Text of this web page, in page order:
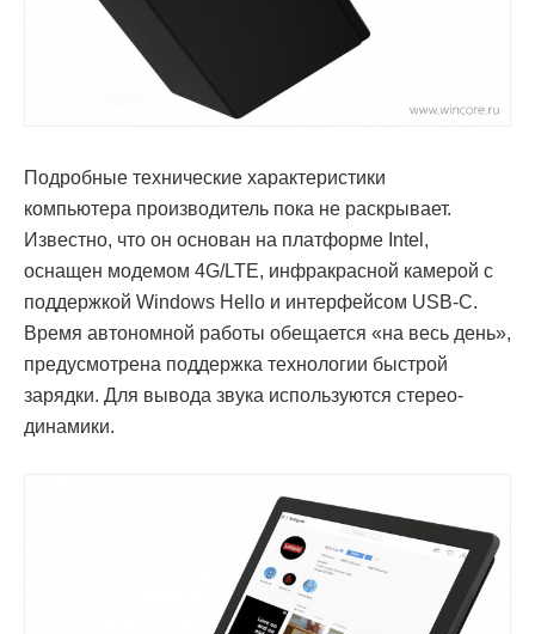
Подробные технические характеристики
компьютера производитель пока не раскрывает.
Известно, что он основан на платформе Intel,
оснащен модемом 4G/LTE, инфракрасной камерой с
поддержкой Windows Hello и интерфейсом USB-C.
Время автономной работы обещается «на весь день»,
предусмотрена поддержка технологии быстрой
зарядки. Для вывода звука используются стерео-
динамики.